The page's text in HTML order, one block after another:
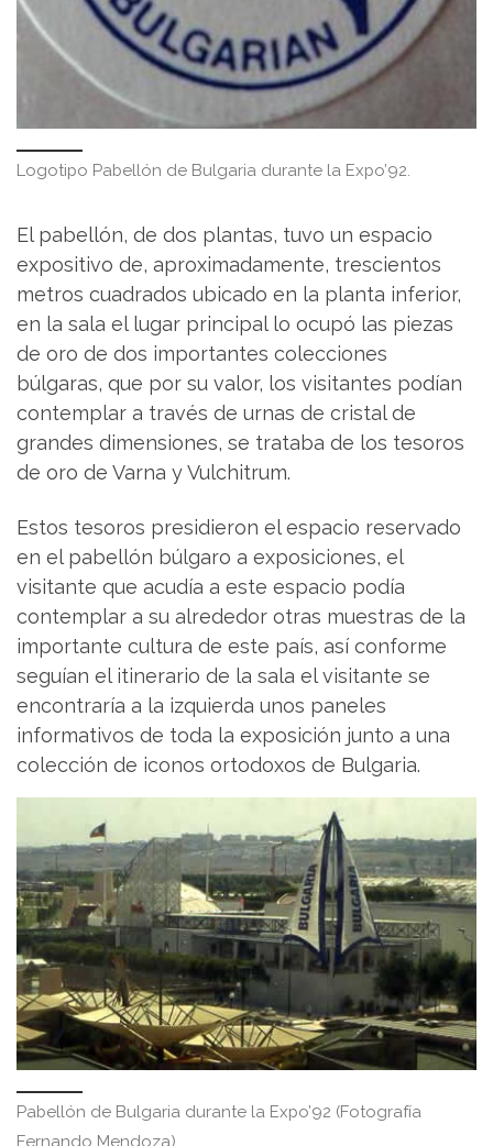
Logotipo Pabellón de Bulgaria durante la Expo’92.
El pabellón, de dos plantas, tuvo un espacio
expositivo de, aproximadamente, trescientos
metros cuadrados ubicado en la planta inferior,
en la sala el lugar principal lo ocupó las piezas
de oro de dos importantes colecciones
búlgaras, que por su valor, los visitantes podían
contemplar a través de urnas de cristal de
grandes dimensiones, se trataba de los tesoros
de oro de Varna y Vulchitrum.
Estos tesoros presidieron el espacio reservado
en el pabellón búlgaro a exposiciones, el
visitante que acudía a este espacio podía
contemplar a su alrededor otras muestras de la
importante cultura de este país, así conforme
seguían el itinerario de la sala el visitante se
encontraría a la izquierda unos paneles
informativos de toda la exposición junto a una
colección de iconos ortodoxos de Bulgaria.
Pabellón de Bulgaria durante la Expo’92 (Fotografía
Fernando Mendoza)